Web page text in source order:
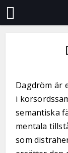
Dagdröm är
i
semantiska
mentala
som